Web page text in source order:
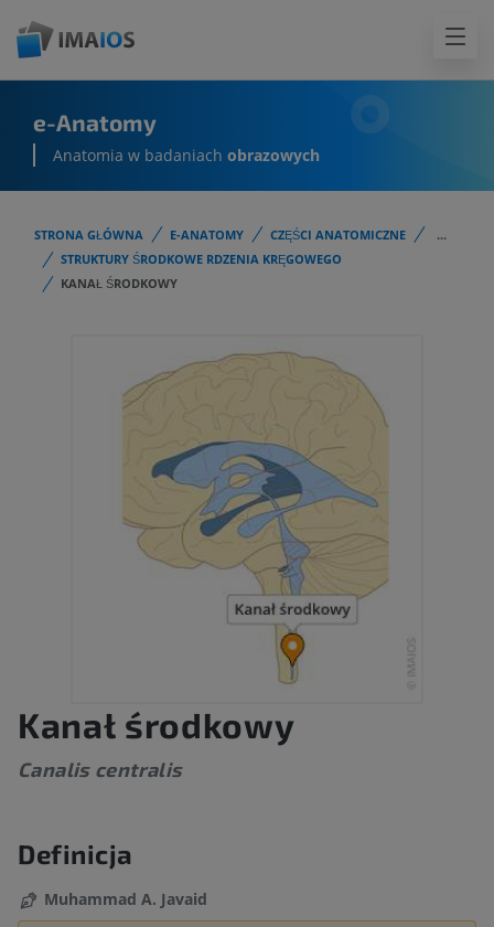
e-Anatomy
Anatomia w badaniach obrazowych
STRONA GŁÓWNA E-ANATOMY CZĘŚCI ANATOMICZNE
...
STRUKTURY ŚRODKOWE RDZENIA KRĘGOWEGO
KANAŁ ŚRODKOWY
Kanał środkowy
Canalis centralis
Definicja
Muhammad A. Javaid